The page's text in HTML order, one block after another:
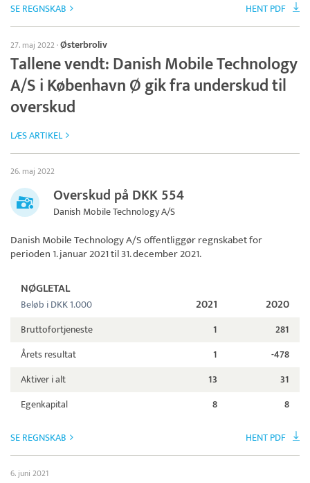
SE REGNSKAB HENT PDF
27. maj 2022·Østerbroliv
Tallene vendt: Danish Mobile Technology
A/S i København Ø gik fra underskud til
overskud
LÆS ARTIKEL
26. maj 2022
Overskud på DKK 554
Danish Mobile Technology A/S
Danish Mobile Technology A/Soffentliggør regnskabet for
perioden 1. januar 2021 til 31. december 2021.
NØGLETAL
Beløb i DKK 1.000 2021 2020
Bruttofortjeneste 1
281
Årets resultat
1
-478
Aktiver i alt
13
31
Egenkapital
8 8
SE REGNSKAB HENT PDF
6. juni 2021